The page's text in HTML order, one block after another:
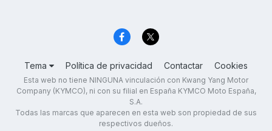
Tema Política de privacidad Contactar Cookies
Esta web no tiene NINGUNA vinculación con Kwang Yang Motor
Company (KYMCO), ni con su filial en España KYMCO Moto España,
S.A.
Todas las marcas que aparecen en esta web son propiedad de sus
respectivos dueños.